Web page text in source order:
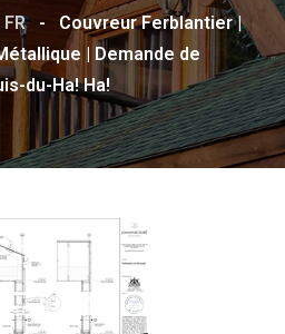
-
Couvreur Ferblantier |
| Demande de
du-Ha! Ha!